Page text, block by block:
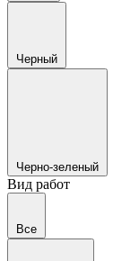
Черный
Черно-зеленый
Вид работ
Все